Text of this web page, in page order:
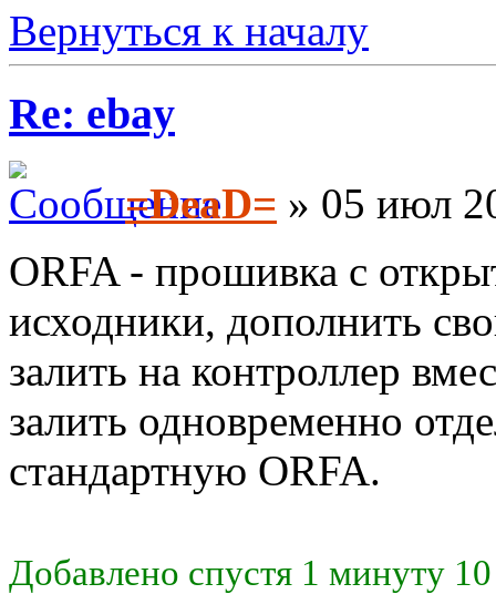
Вернуться к началу
Re: ebay
=DeaD= » 05 июл
ORFA - прошивка с
исходники, дополнить
залить на контроллер
залить одновременно
стандартную ORFA.
Добавлено спустя 1 минуту